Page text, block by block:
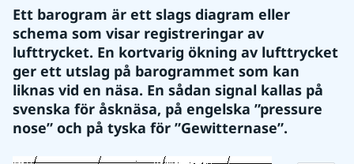
Ett barogram är ett slags diagram eller
schema som visar registreringar av
lufttrycket. En kortvarig ökning av lufttrycket
ger ett utslag på barogrammet som kan
liknas vid en näsa. En sådan signal kallas på
svenska för åsknäsa, på engelska ”pressure
nose” och på tyska för ”Gewitternase”.